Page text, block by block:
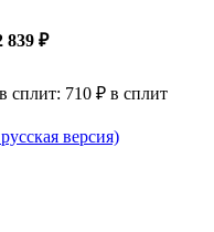
839 ₽
сплит: 710 ₽ в сплит
версия)